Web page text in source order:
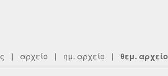
| αρχείο | ημ. αρχείο | θεμ. αρχείο